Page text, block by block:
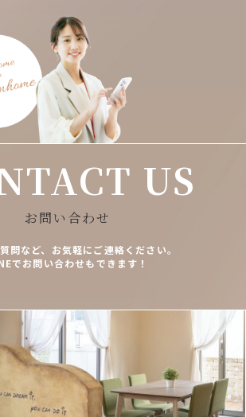
US
お問い合わせ
問など、お気軽にご連絡ください。
でお問い合わせもできます！